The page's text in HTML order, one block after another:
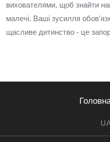
вихователями, щоб знайти
малечі. Ваші зусилля
щасливе дитинство - це